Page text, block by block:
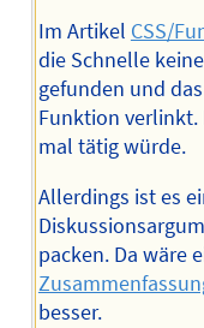
Im Artikel CSS/
die Schnelle
gefunden und
Funktion verlinkt.
mal tätig würde.
Allerdings ist es
packen. Da wäre
besser.